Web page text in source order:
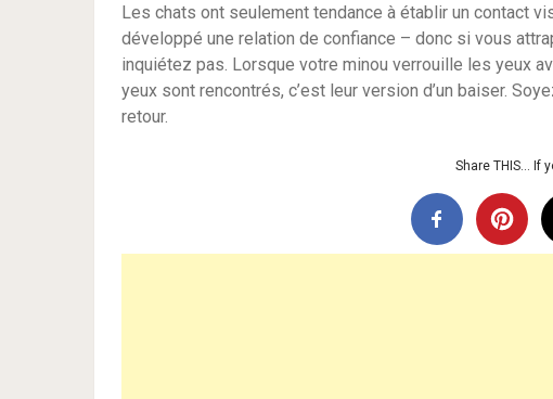
Les chats ont seulement tendance à établir un contact
développé une relation de confiance – donc si vous
inquiétez pas. Lorsque votre minou verrouille les yeux
yeux sont rencontrés, c’est leur version d’un baiser.
retour.
Share THIS… If